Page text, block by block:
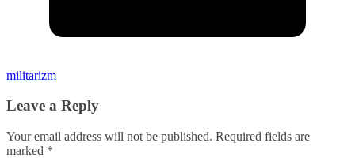
militarizm
Leave a Reply
Your email address will not be published. Required fields are
marked *